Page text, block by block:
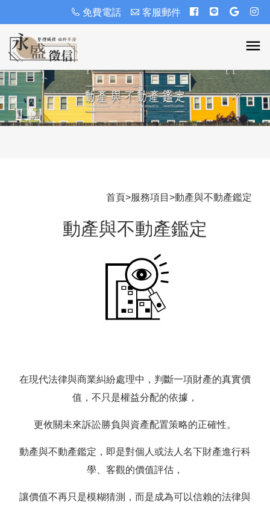
免費電話 客服郵件
首頁>服務項目 >動產與不動產鑑定
動產與不動產鑑定
在現代法律與商業糾紛處理中，判斷一項財產的真實價
值，不只是權益分配的依據，
更攸關未來訴訟勝負與資產配置策略的正確性。
動產與不動產鑑定，即是對個人或法人名下財產進行科
學、客觀的價值評估，
讓價值不再只是模糊猜測，而是成為可以信賴的法律與